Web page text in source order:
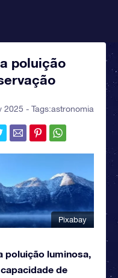
poluição
2025 - Tags:astronomia
Pixabay
poluição luminosa,
de